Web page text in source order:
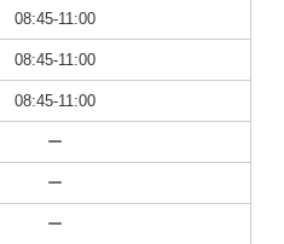
08:45-11:00
08:45-11:00
08:45-11:00
ー
ー
ー